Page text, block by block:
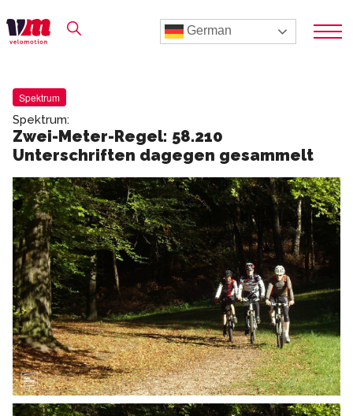
German
Spektrum
Spektrum:
Zwei-Meter-Regel: 58.210
Unterschriften dagegen gesammelt